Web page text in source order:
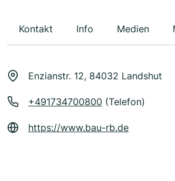
Kontakt Info Medien
Enzianstr. 12, 84032 Landshut
+491734700800 (Telefon)
https://www.bau-rb.de